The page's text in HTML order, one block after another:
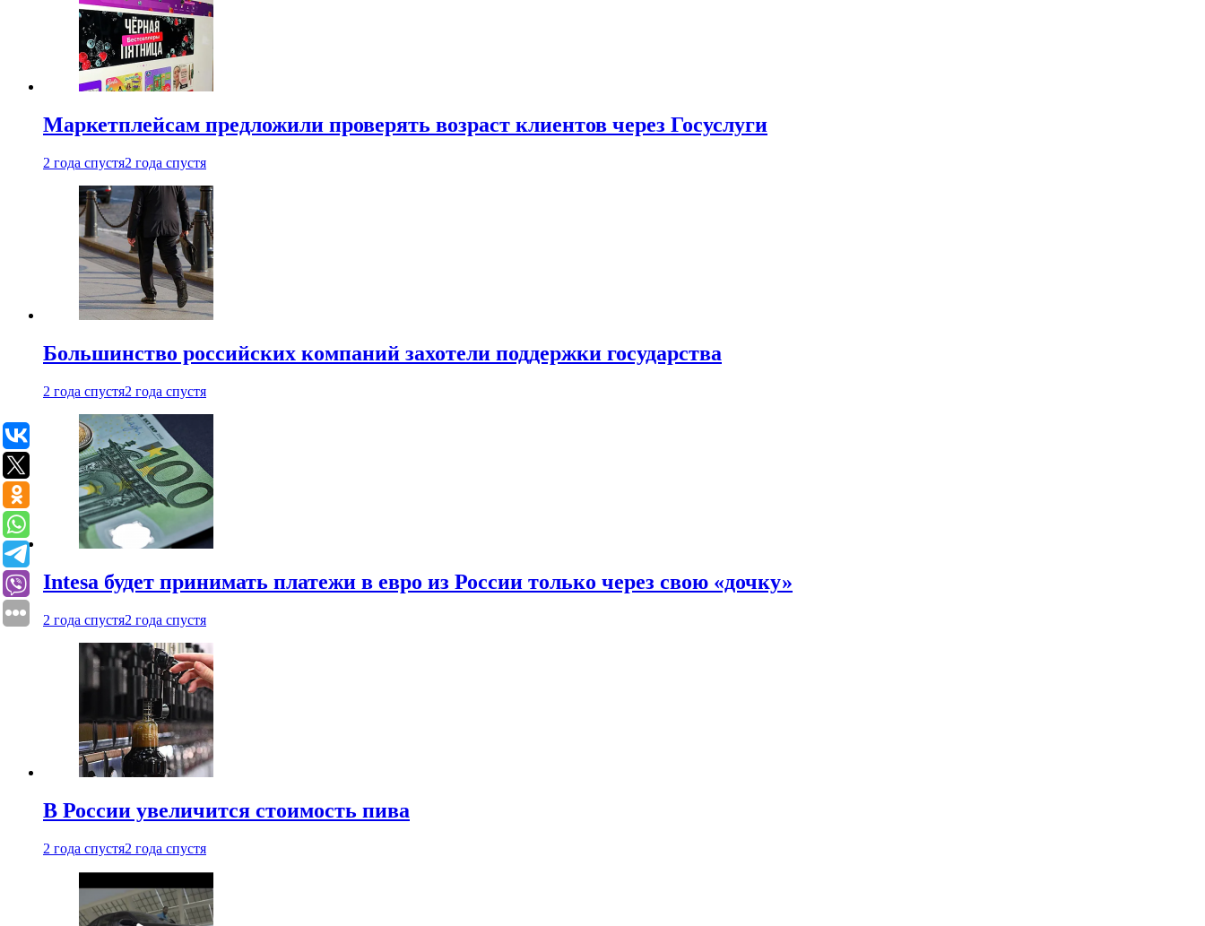
Маркетплейсам предложили проверять возраст клиентов через Госуслуги
2 года спустя2 года спустя
Большинство российских компаний захотели поддержки государства
2 года спустя2 года спустя
Intesa будет принимать платежи в евро из России только через свою «дочку»
2 года спустя2 года спустя
В России увеличится стоимость пива
2 года спустя2 года спустя